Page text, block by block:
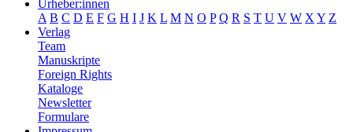
Urheber:innen
A B C D E F G H I J K L M N O P Q R S T U V W X Y Z
Verlag
Team
Manuskripte
Foreign Rights
Kataloge
Newsletter
Formulare